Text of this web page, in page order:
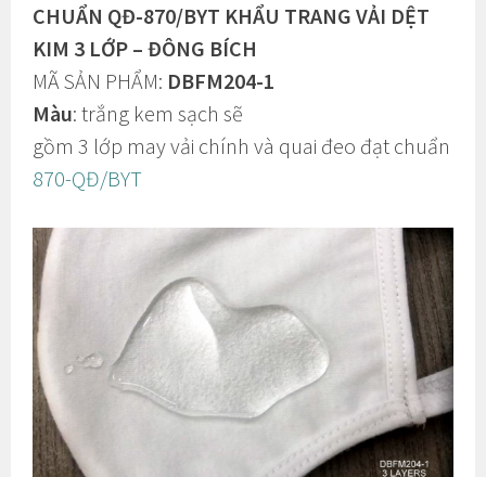
CHUẨN QĐ-870/BYT KHẨU TRANG VẢI DỆT
KIM 3 LỚP – ĐÔNG BÍCH
MÃ SẢN PHẨM: DBFM204-1
Màu: trắng kem sạch sẽ
gồm 3 lớp may vải chính và quai đeo đạt chuẩn
870-QĐ/BYT